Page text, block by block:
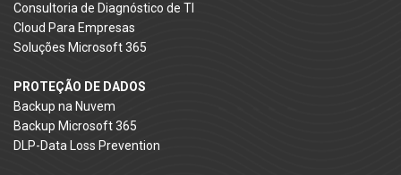
Consultoria de Diagnóstico de TI
Cloud Para Empresas
Soluções Microsoft 365
PROTEÇÃO DE DADOS
Backup na Nuvem
Backup Microsoft 365
DLP-Data Loss Prevention